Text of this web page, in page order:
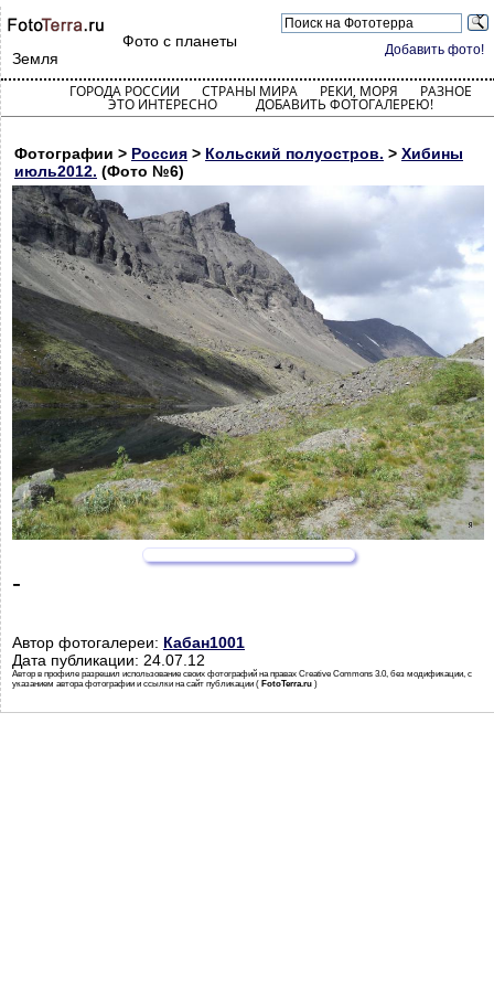
Добавить фото!
Фото с планеты
Земля
ГОРОДА РОССИИ СТРАНЫ МИРА РЕКИ, МОРЯ РАЗНОЕ
ЭТО ИНТЕРЕСНО ДОБАВИТЬ ФОТОГАЛЕРЕЮ!
Фотографии > Россия > Кольский полуостров. > Хибины
июль2012. (Фото №6)
-
Автор фотогалереи: Кабан1001
Дата публикации: 24.07.12
Автор в профиле разрешил использование своих фотографий на правах Creative Commons 3.0, без модификации, с
указанием автора фотографии и ссылки на сайт публикации ( FotoTerra.ru )